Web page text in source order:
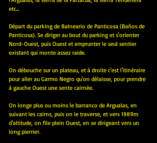
etc...
Départ du parking de Balneario de Panticosa (Baños de
Panticosa). Se diriger au bout du parking et s'orienter
Nord-Ouest, puis Ouest et emprunter le seul sentier
existant qui monte assez raide.
On débouche sur un plateau, et à droite c'est l'itinéraire
pour aller au Garmo Negro qu'on délaisse, pour prendre
à gauche Ouest une sente cairnée.
On longe plus ou moins le barranco de Argualas, en
suivant les cairns, puis on le traverse, et vers 1989m
d'altitude, on file plein Ouest, en se dirigeant vers un